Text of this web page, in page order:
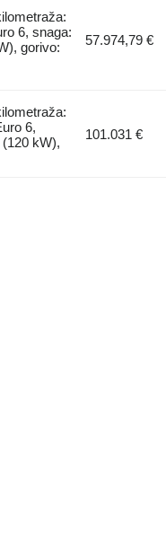
6, snaga:
gorivo:
57.974,79 €
6,
kW),
101.031 €